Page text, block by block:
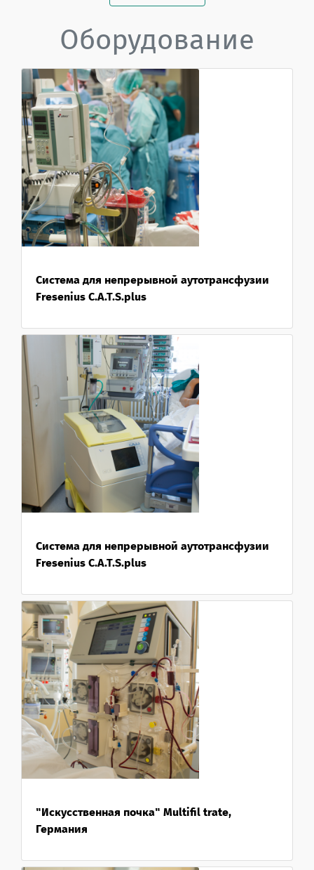
Оборудование
Система для непрерывной аутотрансфузии
Fresenius C.A.T.S.plus
Система для непрерывной аутотрансфузии
Fresenius C.A.T.S.plus
"Искусственная почка" Multifil trate,
Германия